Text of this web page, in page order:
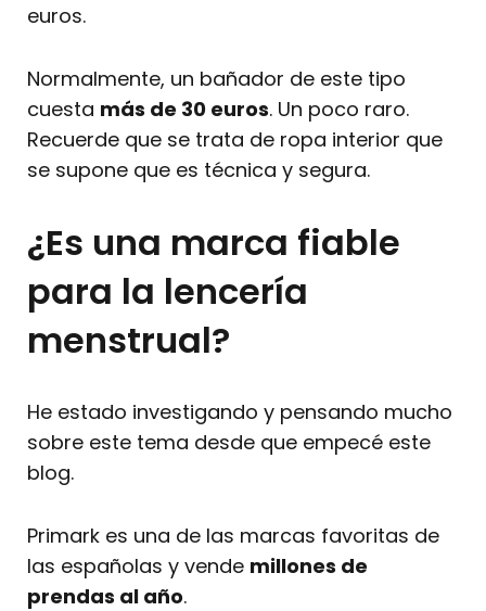
euros.
Normalmente, un bañador de este tipo
cuesta más de 30 euros. Un poco raro.
Recuerde que se trata de ropa interior que
se supone que es técnica y segura.
¿Es una marca fiable
para la lencería
menstrual?
He estado investigando y pensando mucho
sobre este tema desde que empecé este
blog.
Primark es una de las marcas favoritas de
las españolas y vende millones de
prendas al año.